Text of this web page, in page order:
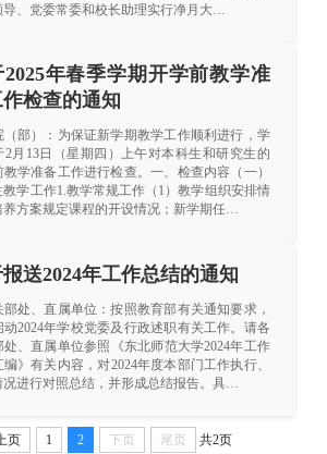
导、党委常委和校长助理实行净月大…
2025年春季学期开学前教学准
检查的通知
（部）：为保证新学期教学工作顺利进行，学
2月13日（星期四）上午对本科生和研究生的
教学准备工作进行检查。一、检查内容（一）
教学工作1.教学常规工作（1）教学组织安排情
养方案规定课程的开设情况；新学期任…
送2024年工作总结的通知
部处、直属单位：按照教育部有关通知要求，
动2024年学校党委及行政述职有关工作。请各
处、直属单位参照《东北师范大学2024年工作
》有关内容，对2024年度本部门工作执行、
况进行对照总结，并形成总结报告。具…
页 1 2 下页 尾页 共2页